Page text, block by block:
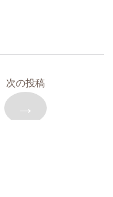
次の投稿
→